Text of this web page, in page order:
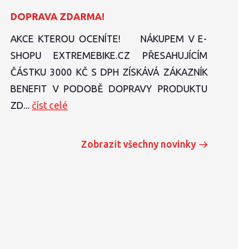
DOPRAVA ZDARMA!
AKCE KTEROU OCENÍTE! NÁKUPEM V E-
SHOPU EXTREMEBIKE.CZ PŘESAHUJÍCÍM
ČÁSTKU 3000 KČ S DPH ZÍSKÁVÁ ZÁKAZNÍK
BENEFIT V PODOBĚ DOPRAVY PRODUKTU
ZD... číst celé
Zobrazit všechny novinky